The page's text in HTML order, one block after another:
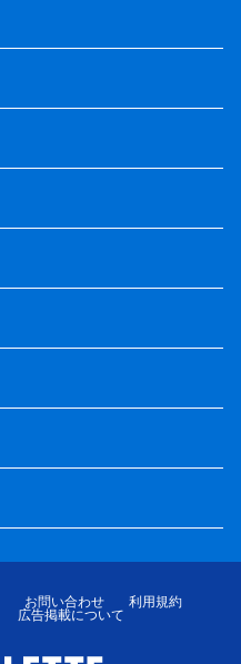
お問い合わせ
利用規約
広告掲載について